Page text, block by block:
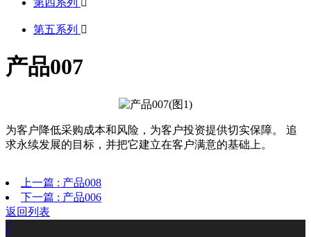
第五系列 
产品007
为客户降低采购成本和风险，为客户投资提供切实保障。 追
求永续发展的目标，并把它建立在客户满意的基础上。
上一篇 : 产品008
下一篇 : 产品006
返回列表
